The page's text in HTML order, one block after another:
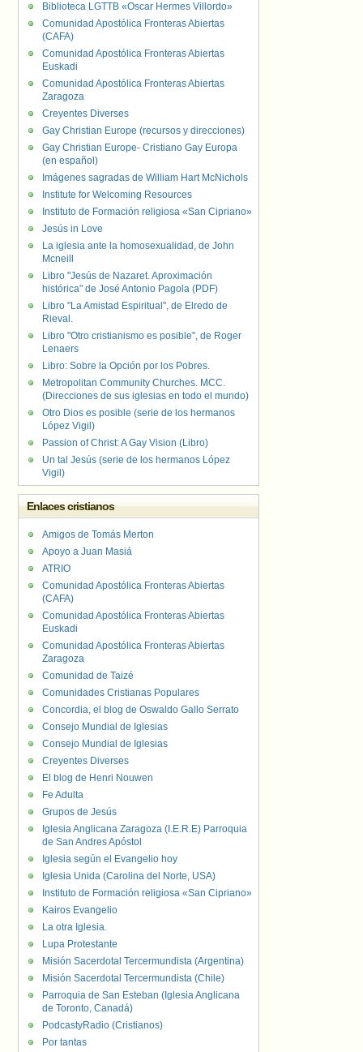
Biblioteca LGTTB «Oscar Hermes Villordo»
Comunidad Apostólica Fronteras Abiertas
(CAFA)
Comunidad Apostólica Fronteras Abiertas
Euskadi
Comunidad Apostólica Fronteras Abiertas
Zaragoza
Creyentes Diverses
Gay Christian Europe (recursos y direcciones)
Gay Christian Europe- Cristiano Gay Europa
(en español)
Imágenes sagradas de William Hart McNichols
Institute for Welcoming Resources
Instituto de Formación religiosa «San Cipriano»
Jesús in Love
La iglesia ante la homosexualidad, de John
Mcneill
Libro "Jesús de Nazaret. Aproximación
histórica" de José Antonio Pagola (PDF)
Libro "La Amistad Espiritual", de Elredo de
Rieval.
Libro "Otro cristianismo es posible", de Roger
Lenaers
Libro: Sobre la Opción por los Pobres.
Metropolitan Community Churches. MCC.
(Direcciones de sus iglesias en todo el mundo)
Otro Dios es posible (serie de los hermanos
López Vigil)
Passion of Christ: A Gay Vision (Libro)
Un tal Jesús (serie de los hermanos López
Vigil)
Enlaces cristianos
Amigos de Tomás Merton
Apoyo a Juan Masiá
ATRIO
Comunidad Apostólica Fronteras Abiertas
(CAFA)
Comunidad Apostólica Fronteras Abiertas
Euskadi
Comunidad Apostólica Fronteras Abiertas
Zaragoza
Comunidad de Taizé
Comunidades Cristianas Populares
Concordia, el blog de Oswaldo Gallo Serrato
Consejo Mundial de Iglesias
Consejo Mundial de Iglesias
Creyentes Diverses
El blog de Henri Nouwen
Fe Adulta
Grupos de Jesús
Iglesia Anglicana Zaragoza (I.E.R.E) Parroquia
de San Andres Apóstol
Iglesia según el Evangelio hoy
Iglesia Unida (Carolina del Norte, USA)
Instituto de Formación religiosa «San Cipriano»
Kairos Evangelio
La otra Iglesia.
Lupa Protestante
Misión Sacerdotal Tercermundista (Argentina)
Misión Sacerdotal Tercermundista (Chile)
Parroquia de San Esteban (Iglesia Anglicana
de Toronto, Canadá)
PodcastyRadio (Cristianos)
Por tantas